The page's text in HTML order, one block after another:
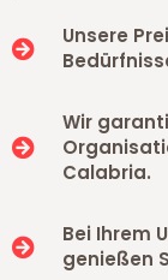
Unsere
Wir
Calabria.
Bei Ihrem
genießen